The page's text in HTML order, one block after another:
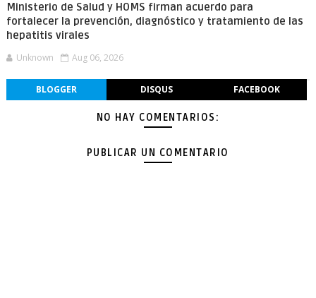
Ministerio de Salud y HOMS firman acuerdo para
fortalecer la prevención, diagnóstico y tratamiento de las
hepatitis virales
Unknown Aug 06, 2026
BLOGGER DISQUS FACEBOOK
NO HAY COMENTARIOS:
PUBLICAR UN COMENTARIO